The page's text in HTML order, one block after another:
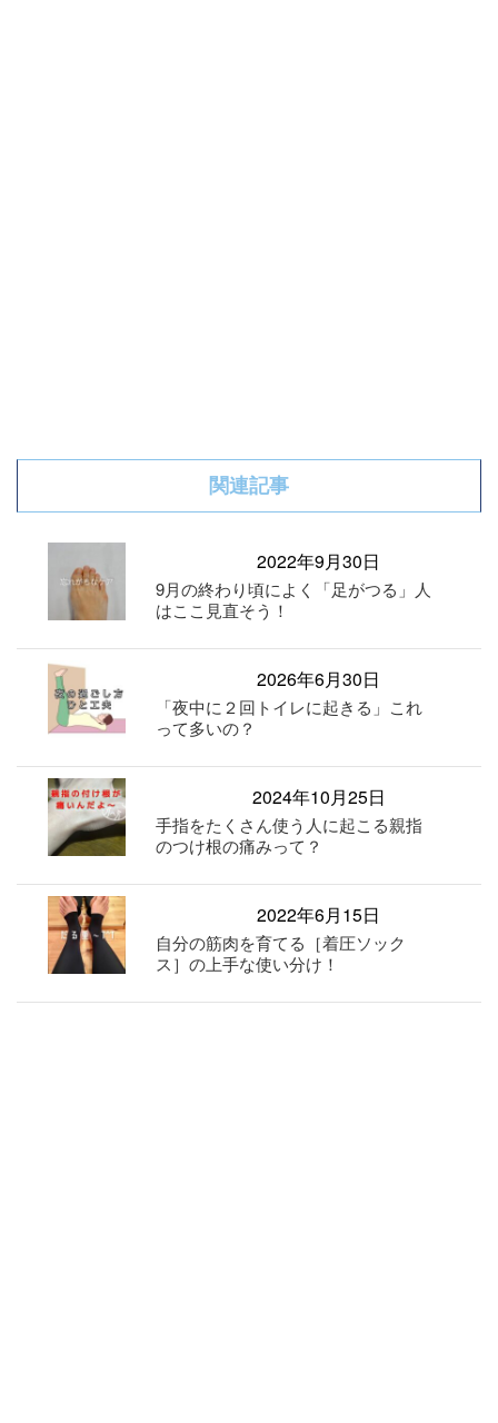
関連記事
2022年9月30日
9月の終わり頃によく「足がつる」人
はここ見直そう！
2026年6月30日
「夜中に２回トイレに起きる」これ
って多いの？
2024年10月25日
手指をたくさん使う人に起こる親指
のつけ根の痛みって？
2022年6月15日
自分の筋肉を育てる［着圧ソック
ス］の上手な使い分け！